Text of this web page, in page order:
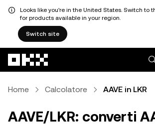
Looks like you're in the United States. Switch to
for products available in your region.
Switch site
Home Calcolatore AAVE in LKR
AAVE/LKR: converti